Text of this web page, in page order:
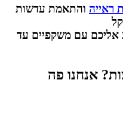
ראייה והתאמת עדשות
אליכם עם משקפיים עד
אנחנו פה